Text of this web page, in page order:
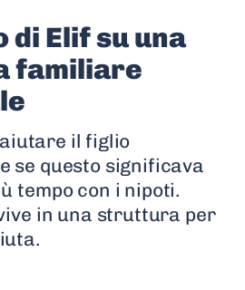
Elif su una
familiare
il figlio
se questo significava
tempo con i nipoti.
in una struttura per